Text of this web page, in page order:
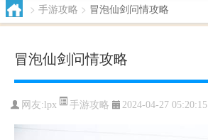
> 手游攻略 > 冒泡仙剑问情攻略
冒泡仙剑问情攻略
网友:lpx 手游攻略 2024-04-27 05:20:15